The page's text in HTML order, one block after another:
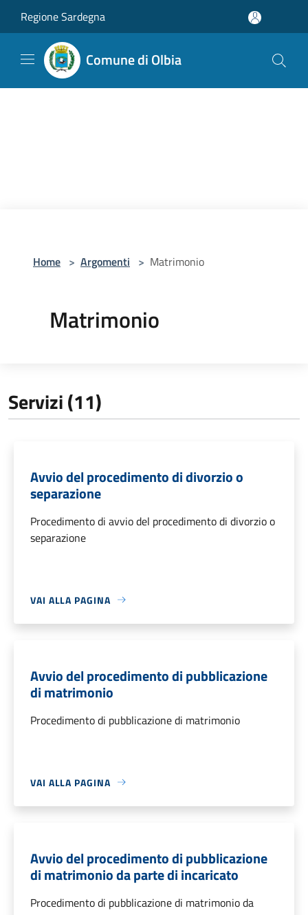
Regione Sardegna
Comune di Olbia
Home > Argomenti > Matrimonio
Matrimonio
Servizi (11)
Avvio del procedimento di divorzio o
separazione
Procedimento di avvio del procedimento di divorzio o
separazione
VAI ALLA PAGINA
Avvio del procedimento di pubblicazione
di matrimonio
Procedimento di pubblicazione di matrimonio
VAI ALLA PAGINA
Avvio del procedimento di pubblicazione
di matrimonio da parte di incaricato
Procedimento di pubblicazione di matrimonio da